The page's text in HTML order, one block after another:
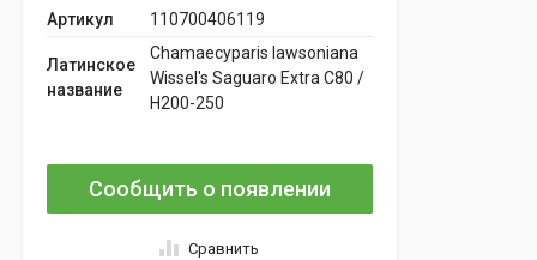
Артикул 110700406119
Латинское
название
Chamaecyparis lawsoniana
Wissel's Saguaro Extra C80 /
H200-250
Сообщить о появлении
Сравнить